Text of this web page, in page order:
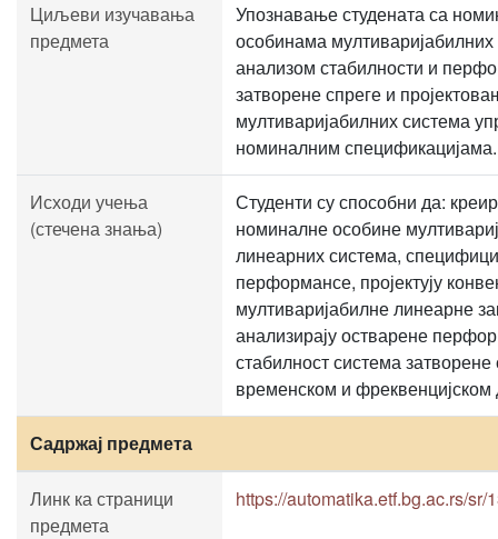
Циљеви изучавања
предмета
Упознавање студената са
особинама
анализом стабилности и
затворене спреге и
мултиваријабилних система
номиналним спецификацијама.
Исходи учења
(стечена знања)
Студенти су способни да:
номиналне особине
линеарних система,
перформансе, пројектују
мултиваријабилне линеарне
анализирају остварене
стабилност система затворене
временском и
Садржај предмета
Линк ка страници
предмета
https://automatika.etf.bg.ac.rs/sr/